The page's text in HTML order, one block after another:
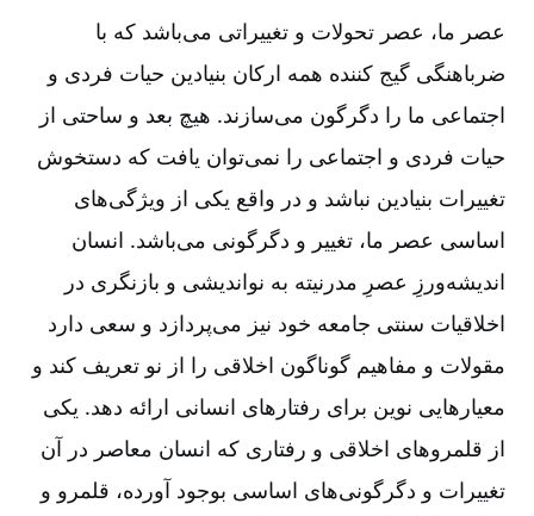
عصر ما، عصر تحولات و تغییراتی می‌باشد که با
ضرباهنگی گیج کننده همه ارکان بنیادین حیات فردی و
اجتماعی ما را دگرگون می‌سازند. هیچ بعد و ساحتی از
حیات فردی و اجتماعی را نمی‌توان یافت که دستخوش
تغییرات بنیادین نباشد و در واقع یکی از ویژگی‌های
اساسی عصر ما، تغییر و دگرگونی می‌باشد. انسان
اندیشه‌ورزِ عصرِ مدرنیته به نواندیشی و بازنگری در
اخلاقیات سنتی جامعه خود نیز می‌پردازد و سعی دارد
مقولات و مفاهیم گوناگون اخلاقی را از نو تعریف کند و
معیارهایی نوین برای رفتارهای انسانی ارائه دهد. یکی
از قلمروهای اخلاقی و رفتاری که انسان معاصر در آن
تغییرات و دگرگونی‌های اساسی بوجود آورده‌، قلمرو و